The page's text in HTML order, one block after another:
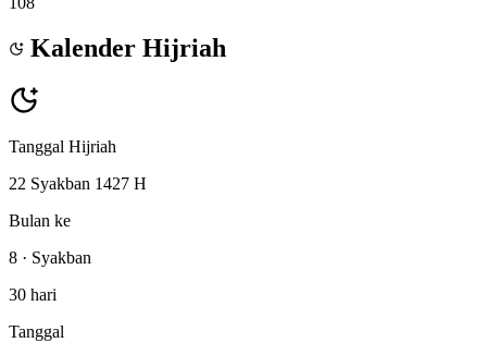
Kalender Hijriah
Tanggal Hijriah
22 Syakban 1427 H
Bulan ke
8 · Syakban
30 hari
Tanggal